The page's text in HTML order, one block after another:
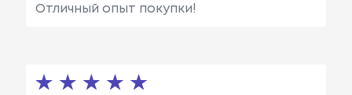
Отличный опыт покупки!